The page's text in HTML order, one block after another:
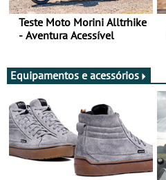
Teste Moto Morini Alltrhike
- Aventura Acessível
Equipamentos e acessórios